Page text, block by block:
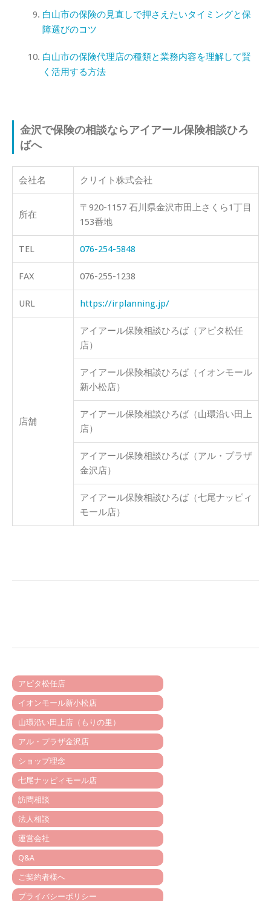
白山市の保険の見直しで押さえたいタイミングと保
障選びのコツ
白山市の保険代理店の種類と業務内容を理解して賢
く活用する方法
金沢で保険の相談ならアイアール保険相談ひろ
ばへ
会社名 クリイト株式会社
所在
〒920-1157 石川県金沢市田上さくら1丁目
153番地
TEL 076-254-5848
FAX 076-255-1238
URL https://irplanning.jp/
店舗
アイアール保険相談ひろば（アピタ松任
店）
アイアール保険相談ひろば（イオンモール
新小松店）
アイアール保険相談ひろば（山環沿い田上
店）
アイアール保険相談ひろば（アル・プラザ
金沢店）
アイアール保険相談ひろば（七尾ナッピィ
モール店）
アピタ松任店
イオンモール新小松店
山環沿い田上店（もりの里）
アル・プラザ金沢店
ショップ理念
七尾ナッピィモール店
訪問相談
法人相談
運営会社
Q&A
ご契約者様へ
プライバシーポリシー